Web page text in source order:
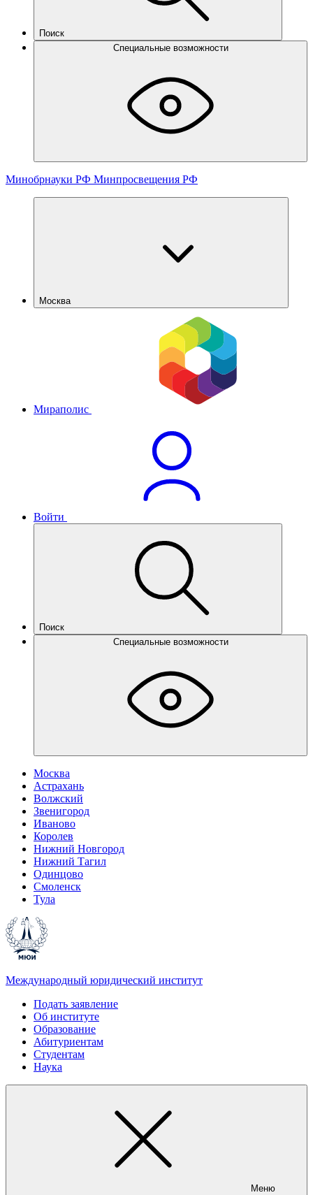
Поиск
Специальные возможности
Минобрнауки РФ Минпросвещения РФ
Москва
Мираполис
Войти
Поиск
Специальные возможности
Москва
Астрахань
Волжский
Звенигород
Иваново
Королев
Нижний Новгород
Нижний Тагил
Одинцово
Смоленск
Тула
Международный юридический институт
Подать заявление
Об институте
Образование
Абитуриентам
Студентам
Наука
Меню